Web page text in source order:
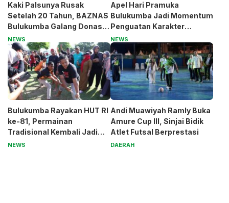
Kaki Palsunya Rusak
Setelah 20 Tahun, BAZNAS
Bulukumba Galang Donasi
untuk Pak Pardi
NEWS
Apel Hari Pramuka
Bulukumba Jadi Momentum
Penguatan Karakter
Generasi Muda
NEWS
Bulukumba Rayakan HUT RI
ke-81, Permainan
Tradisional Kembali Jadi
Magnet
NEWS
Andi Muawiyah Ramly Buka
Amure Cup III, Sinjai Bidik
Atlet Futsal Berprestasi
DAERAH